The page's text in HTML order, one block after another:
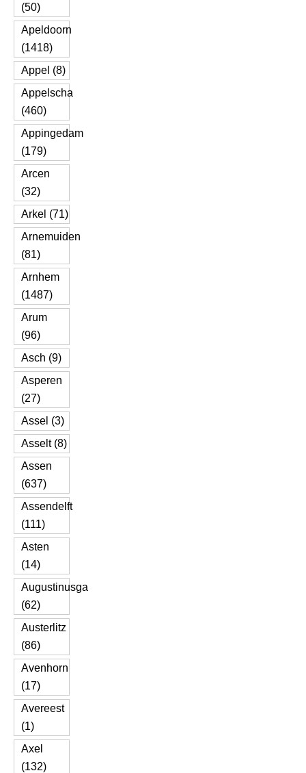
(50)
Apeldoorn
(1418)
Appel (8)
Appelscha
(460)
Appingedam
(179)
Arcen
(32)
Arkel (71)
Arnemuiden
(81)
Arnhem
(1487)
Arum
(96)
Asch (9)
Asperen
(27)
Assel (3)
Asselt (8)
Assen
(637)
Assendelft
(111)
Asten
(14)
Augustinusga
(62)
Austerlitz
(86)
Avenhorn
(17)
Avereest
(1)
Axel
(132)